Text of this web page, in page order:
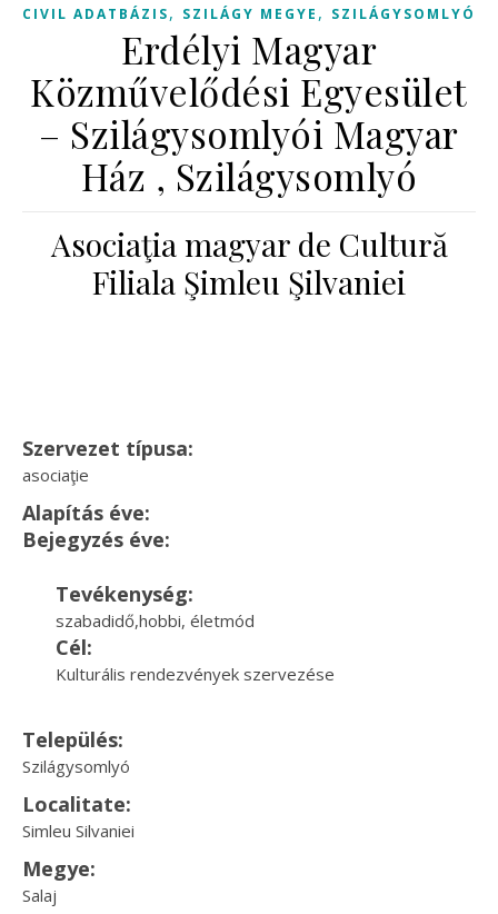
CIVIL ADATBÁZIS, SZILÁGY MEGYE , SZILÁGYSOMLYÓ
Erdélyi Magyar
Közművelődési Egyesület
– Szilágysomlyói Magyar
Ház , Szilágysomlyó
Asociaţia magyar de Cultură
Filiala Şimleu Şilvaniei
Szervezet típusa:
asociaţie
Alapítás éve:
Bejegyzés éve:
Tevékenység:
szabadidő,hobbi, életmód
Cél:
Kulturális rendezvények szervezése
Település:
Szilágysomlyó
Localitate:
Simleu Silvaniei
Megye:
Salaj